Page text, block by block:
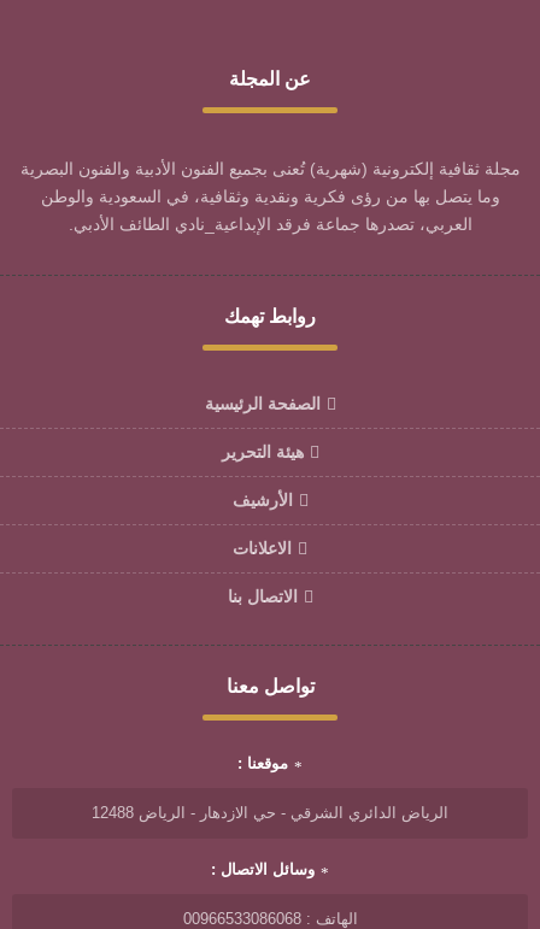
عن المجلة
مجلة ثقافية إلكترونية (شهرية) تُعنى بجميع الفنون الأدبية والفنون البصرية
وما يتصل بها من رؤى فكرية ونقدية وثقافية، في السعودية والوطن
العربي، تصدرها جماعة فرقد الإبداعية_نادي الطائف الأدبي.
روابط تهمك
الصفحة الرئيسية
هيئة التحرير
الأرشيف
الاعلانات
الاتصال بنا
تواصل معنا
موقعنا :
الرياض الدائري الشرقي - حي الازدهار - الرياض 12488
وسائل الاتصال :
الهاتف : 00966533086068